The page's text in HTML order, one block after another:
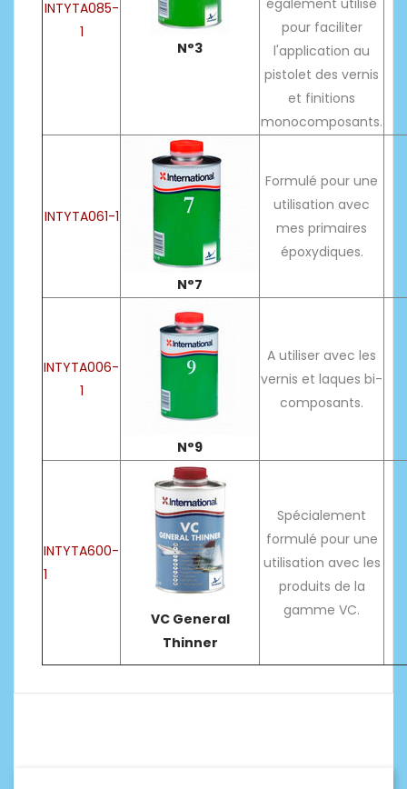
INTYTA085-
1
N°3
pour faciliter
l'application au
pistolet des vernis
et finitions
monocomposants.
INTYTA061-1
N°7
Formulé pour une
utilisation avec
mes primaires
époxydiques.
INTYTA006-
1
N°9
A utiliser avec les
vernis et laques bi-
composants.
INTYTA600-
1
VC General
Thinner
Spécialement
formulé pour une
utilisation avec les
produits de la
gamme VC.